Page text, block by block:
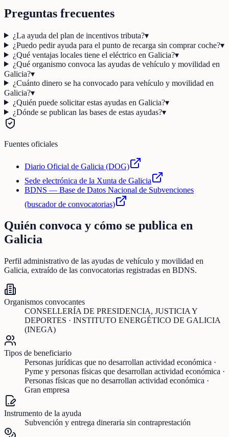
Preguntas frecuentes
¿La ayuda del plan de incentivos tributa?▾
¿Puedo pedir ayuda para el punto de recarga sin comprar coche?▾
¿Qué ventajas locales tiene el eléctrico en Galicia?▾
¿Qué organismo convoca las ayudas de vehículo y movilidad en
Galicia?▾
¿Cuánto dinero se ha convocado para vehículo y movilidad en
Galicia?▾
¿Quién puede solicitar estas ayudas en Galicia?▾
¿Dónde se publican las bases de estas ayudas?▾
Fuentes oficiales
Diario Oficial de Galicia (DOG)
Sede electrónica de la Xunta de Galicia
BDNS — Base de Datos Nacional de Subvenciones
(buscador de convocatorias)
Quién convoca y cómo se publica en
Galicia
Perfil administrativo de las ayudas de vehículo y movilidad en
Galicia, extraído de las convocatorias registradas en BDNS.
Organismos convocantes
CONSELLERÍA DE PRESIDENCIA, JUSTICIA Y
DEPORTES · INSTITUTO ENERGÉTICO DE GALICIA
(INEGA)
Tipos de beneficiario
Personas jurídicas que no desarrollan actividad económica ·
Pyme y personas físicas que desarrollan actividad económica ·
Personas físicas que no desarrollan actividad económica ·
Gran empresa
Instrumento de la ayuda
Subvención y entrega dineraria sin contraprestación